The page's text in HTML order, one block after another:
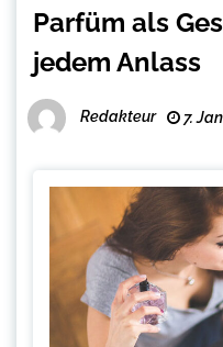
Parfüm als
jedem Anlass
Redakteur 7.